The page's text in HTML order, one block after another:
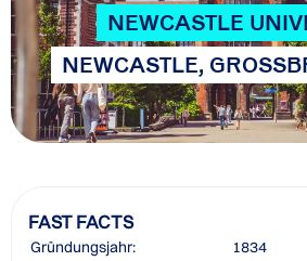
NEWCASTLE
NEWCASTLE,
FAST FACTS
Gründungsjahr:
1834